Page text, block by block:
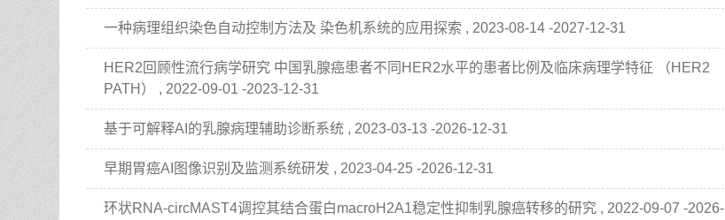
一种病理组织染色自动控制方法及 染色机系统的应用探索 , 2023-08-14 -2027-12-31
HER2回顾性流行病学研究 中国乳腺癌患者不同HER2水平的患者比例及临床病理学特征 （HER2
PATH） , 2022-09-01 -2023-12-31
基于可解释AI的乳腺病理辅助诊断系统 , 2023-03-13 -2026-12-31
早期胃癌AI图像识别及监测系统研发 , 2023-04-25 -2026-12-31
环状RNA-circMAST4调控其结合蛋白macroH2A1稳定性抑制乳腺癌转移的研究 , 2022-09-07 -2026-